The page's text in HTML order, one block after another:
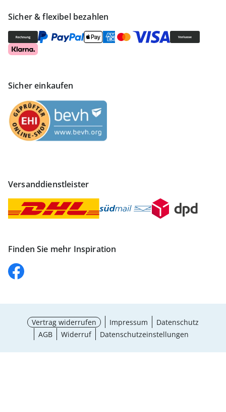
Sicher & flexibel bezahlen
Sicher einkaufen
Versanddienstleister
Finden Sie mehr Inspiration
Vertrag widerrufen Impressum
Datenschutz
AGB
Widerruf Datenschutzeinstellungen